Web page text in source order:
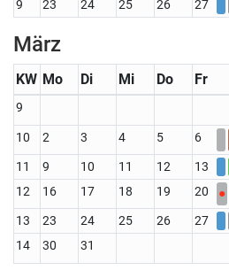
9 23 24 25 26 27
März
KW Mo Di Mi Do Fr
9
10 2 3 4 5 6
11 9 10 11 12 13
12
16 17 18 19 20 ●
13 23 24 25 26 27
14
30 31